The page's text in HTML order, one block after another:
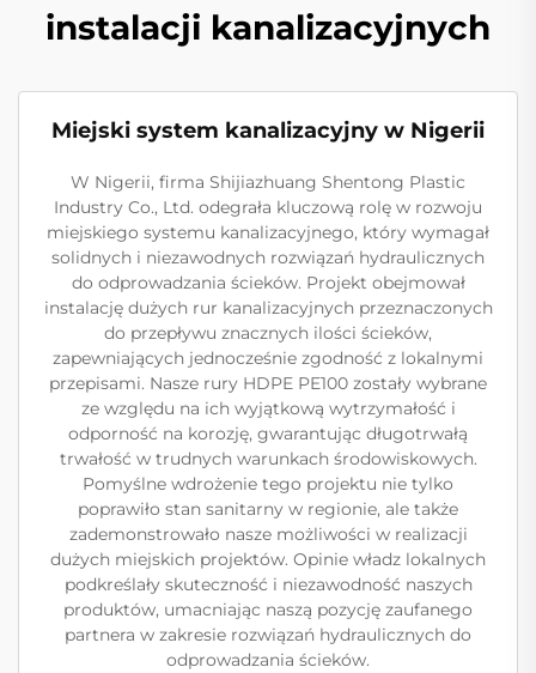
instalacji kanalizacyjnych
Miejski system kanalizacyjny w Nigerii
W Nigerii, firma Shijiazhuang Shentong Plastic
Industry Co., Ltd. odegrała kluczową rolę w rozwoju
miejskiego systemu kanalizacyjnego, który wymagał
solidnych i niezawodnych rozwiązań hydraulicznych
do odprowadzania ścieków. Projekt obejmował
instalację dużych rur kanalizacyjnych przeznaczonych
do przepływu znacznych ilości ścieków,
zapewniających jednocześnie zgodność z lokalnymi
przepisami. Nasze rury HDPE PE100 zostały wybrane
ze względu na ich wyjątkową wytrzymałość i
odporność na korozję, gwarantując długotrwałą
trwałość w trudnych warunkach środowiskowych.
Pomyślne wdrożenie tego projektu nie tylko
poprawiło stan sanitarny w regionie, ale także
zademonstrowało nasze możliwości w realizacji
dużych miejskich projektów. Opinie władz lokalnych
podkreślały skuteczność i niezawodność naszych
produktów, umacniając naszą pozycję zaufanego
partnera w zakresie rozwiązań hydraulicznych do
odprowadzania ścieków.